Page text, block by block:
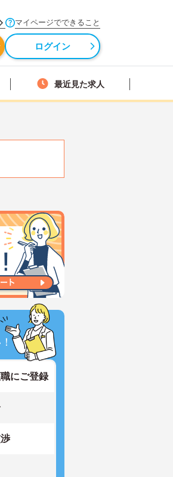
マイページでできること
ログイン
最近見た求人
にご登録